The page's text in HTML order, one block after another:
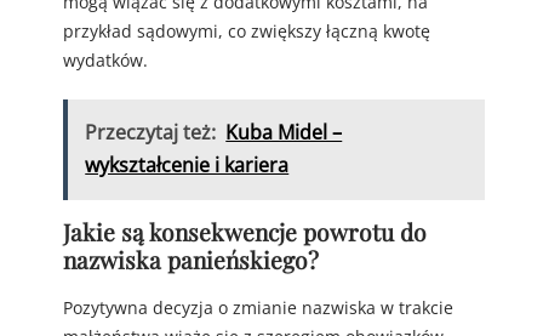
przykład sądowymi, co zwiększy łączną kwotę
wydatków.
Przeczytaj też: Kuba Midel –
wykształcenie i kariera
Jakie są konsekwencje powrotu do
nazwiska panieńskiego?
Pozytywna decyzja o zmianie nazwiska w trakcie